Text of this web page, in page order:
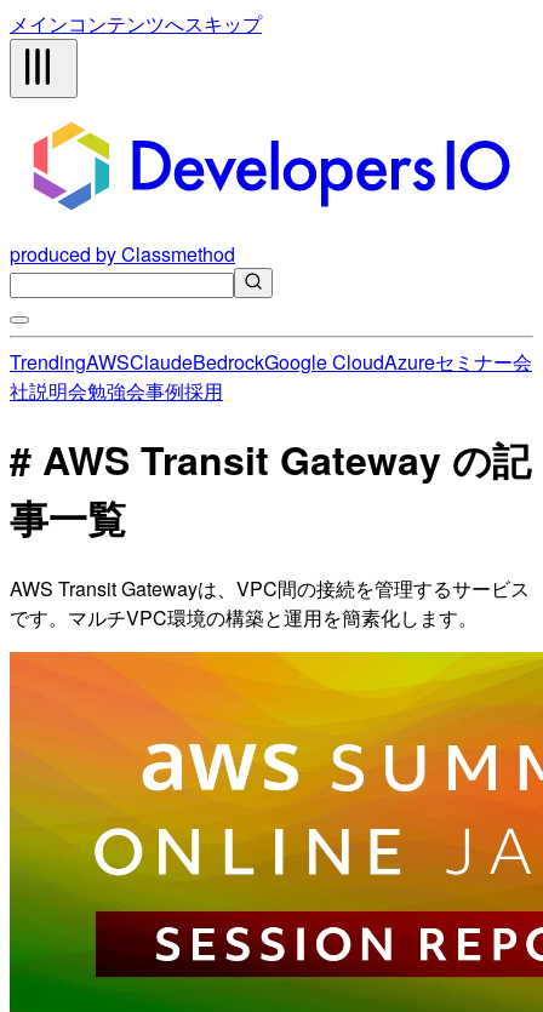
メインコンテンツへスキップ
produced by Classmethod
TrendingAWSClaudeBedrockGoogle CloudAzureセミナー会
社説明会勉強会事例採用
# AWS Transit Gateway の記
事一覧
AWS Transit Gatewayは、VPC間の接続を管理するサービス
です。マルチVPC環境の構築と運用を簡素化します。